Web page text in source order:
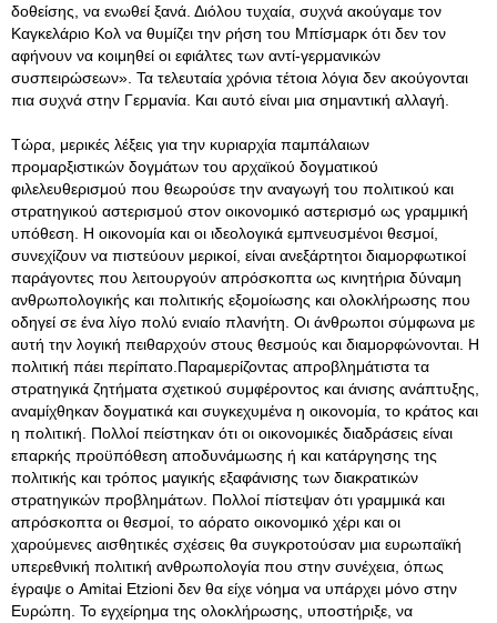
δοθείσης, να ενωθεί ξανά. Διόλου τυχαία, συχνά ακούγαμε τον
Καγκελάριο Κολ να θυμίζει την ρήση του Μπίσμαρκ ότι δεν τον
αφήνουν να κοιμηθεί οι εφιάλτες των αντί-γερμανικών
συσπειρώσεων». Τα τελευταία χρόνια τέτοια λόγια δεν ακούγονται
πια συχνά στην Γερμανία. Και αυτό είναι μια σημαντική αλλαγή.
Τώρα, μερικές λέξεις για την κυριαρχία παμπάλαιων
προμαρξιστικών δογμάτων του αρχαϊκού δογματικού
φιλελευθερισμού που θεωρούσε την αναγωγή του πολιτικού και
στρατηγικού αστερισμού στον οικονομικό αστερισμό ως γραμμική
υπόθεση. Η οικονομία και οι ιδεολογικά εμπνευσμένοι θεσμοί,
συνεχίζουν να πιστεύουν μερικοί, είναι ανεξάρτητοι διαμορφωτικοί
παράγοντες που λειτουργούν απρόσκοπτα ως κινητήρια δύναμη
ανθρωπολογικής και πολιτικής εξομοίωσης και ολοκλήρωσης που
οδηγεί σε ένα λίγο πολύ ενιαίο πλανήτη. Οι άνθρωποι σύμφωνα με
αυτή την λογική πειθαρχούν στους θεσμούς και διαμορφώνονται. Η
πολιτική πάει περίπατο.Παραμερίζοντας απροβλημάτιστα τα
στρατηγικά ζητήματα σχετικού συμφέροντος και άνισης ανάπτυξης,
αναμίχθηκαν δογματικά και συγκεχυμένα η οικονομία, το κράτος και
η πολιτική. Πολλοί πείστηκαν ότι οι οικονομικές διαδράσεις είναι
επαρκής προϋπόθεση αποδυνάμωσης ή και κατάργησης της
πολιτικής και τρόπος μαγικής εξαφάνισης των διακρατικών
στρατηγικών προβλημάτων. Πολλοί πίστεψαν ότι γραμμικά και
απρόσκοπτα οι θεσμοί, το αόρατο οικονομικό χέρι και οι
χαρούμενες αισθητικές σχέσεις θα συγκροτούσαν μια ευρωπαϊκή
υπερεθνική πολιτική ανθρωπολογία που στην συνέχεια, όπως
έγραψε ο Amitai Etzioni δεν θα είχε νόημα να υπάρχει μόνο στην
Ευρώπη. Το εγχείρημα της ολοκλήρωσης, υποστήριξε, να